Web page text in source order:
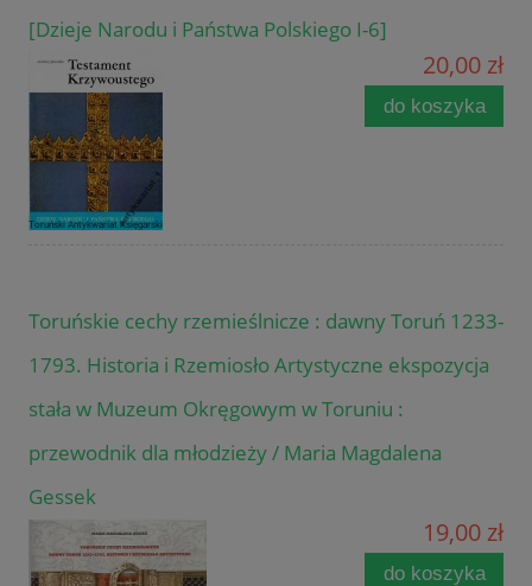
[Dzieje Narodu i Państwa Polskiego I-6]
20,00 zł
do koszyka
Toruńskie cechy rzemieślnicze : dawny Toruń 1233-
1793. Historia i Rzemiosło Artystyczne ekspozycja
stała w Muzeum Okręgowym w Toruniu :
przewodnik dla młodzieży / Maria Magdalena
Gessek
19,00 zł
do koszyka